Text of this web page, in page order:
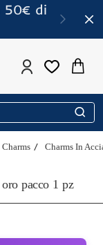
50€ di
pacco 1 pz
Charms Charms In